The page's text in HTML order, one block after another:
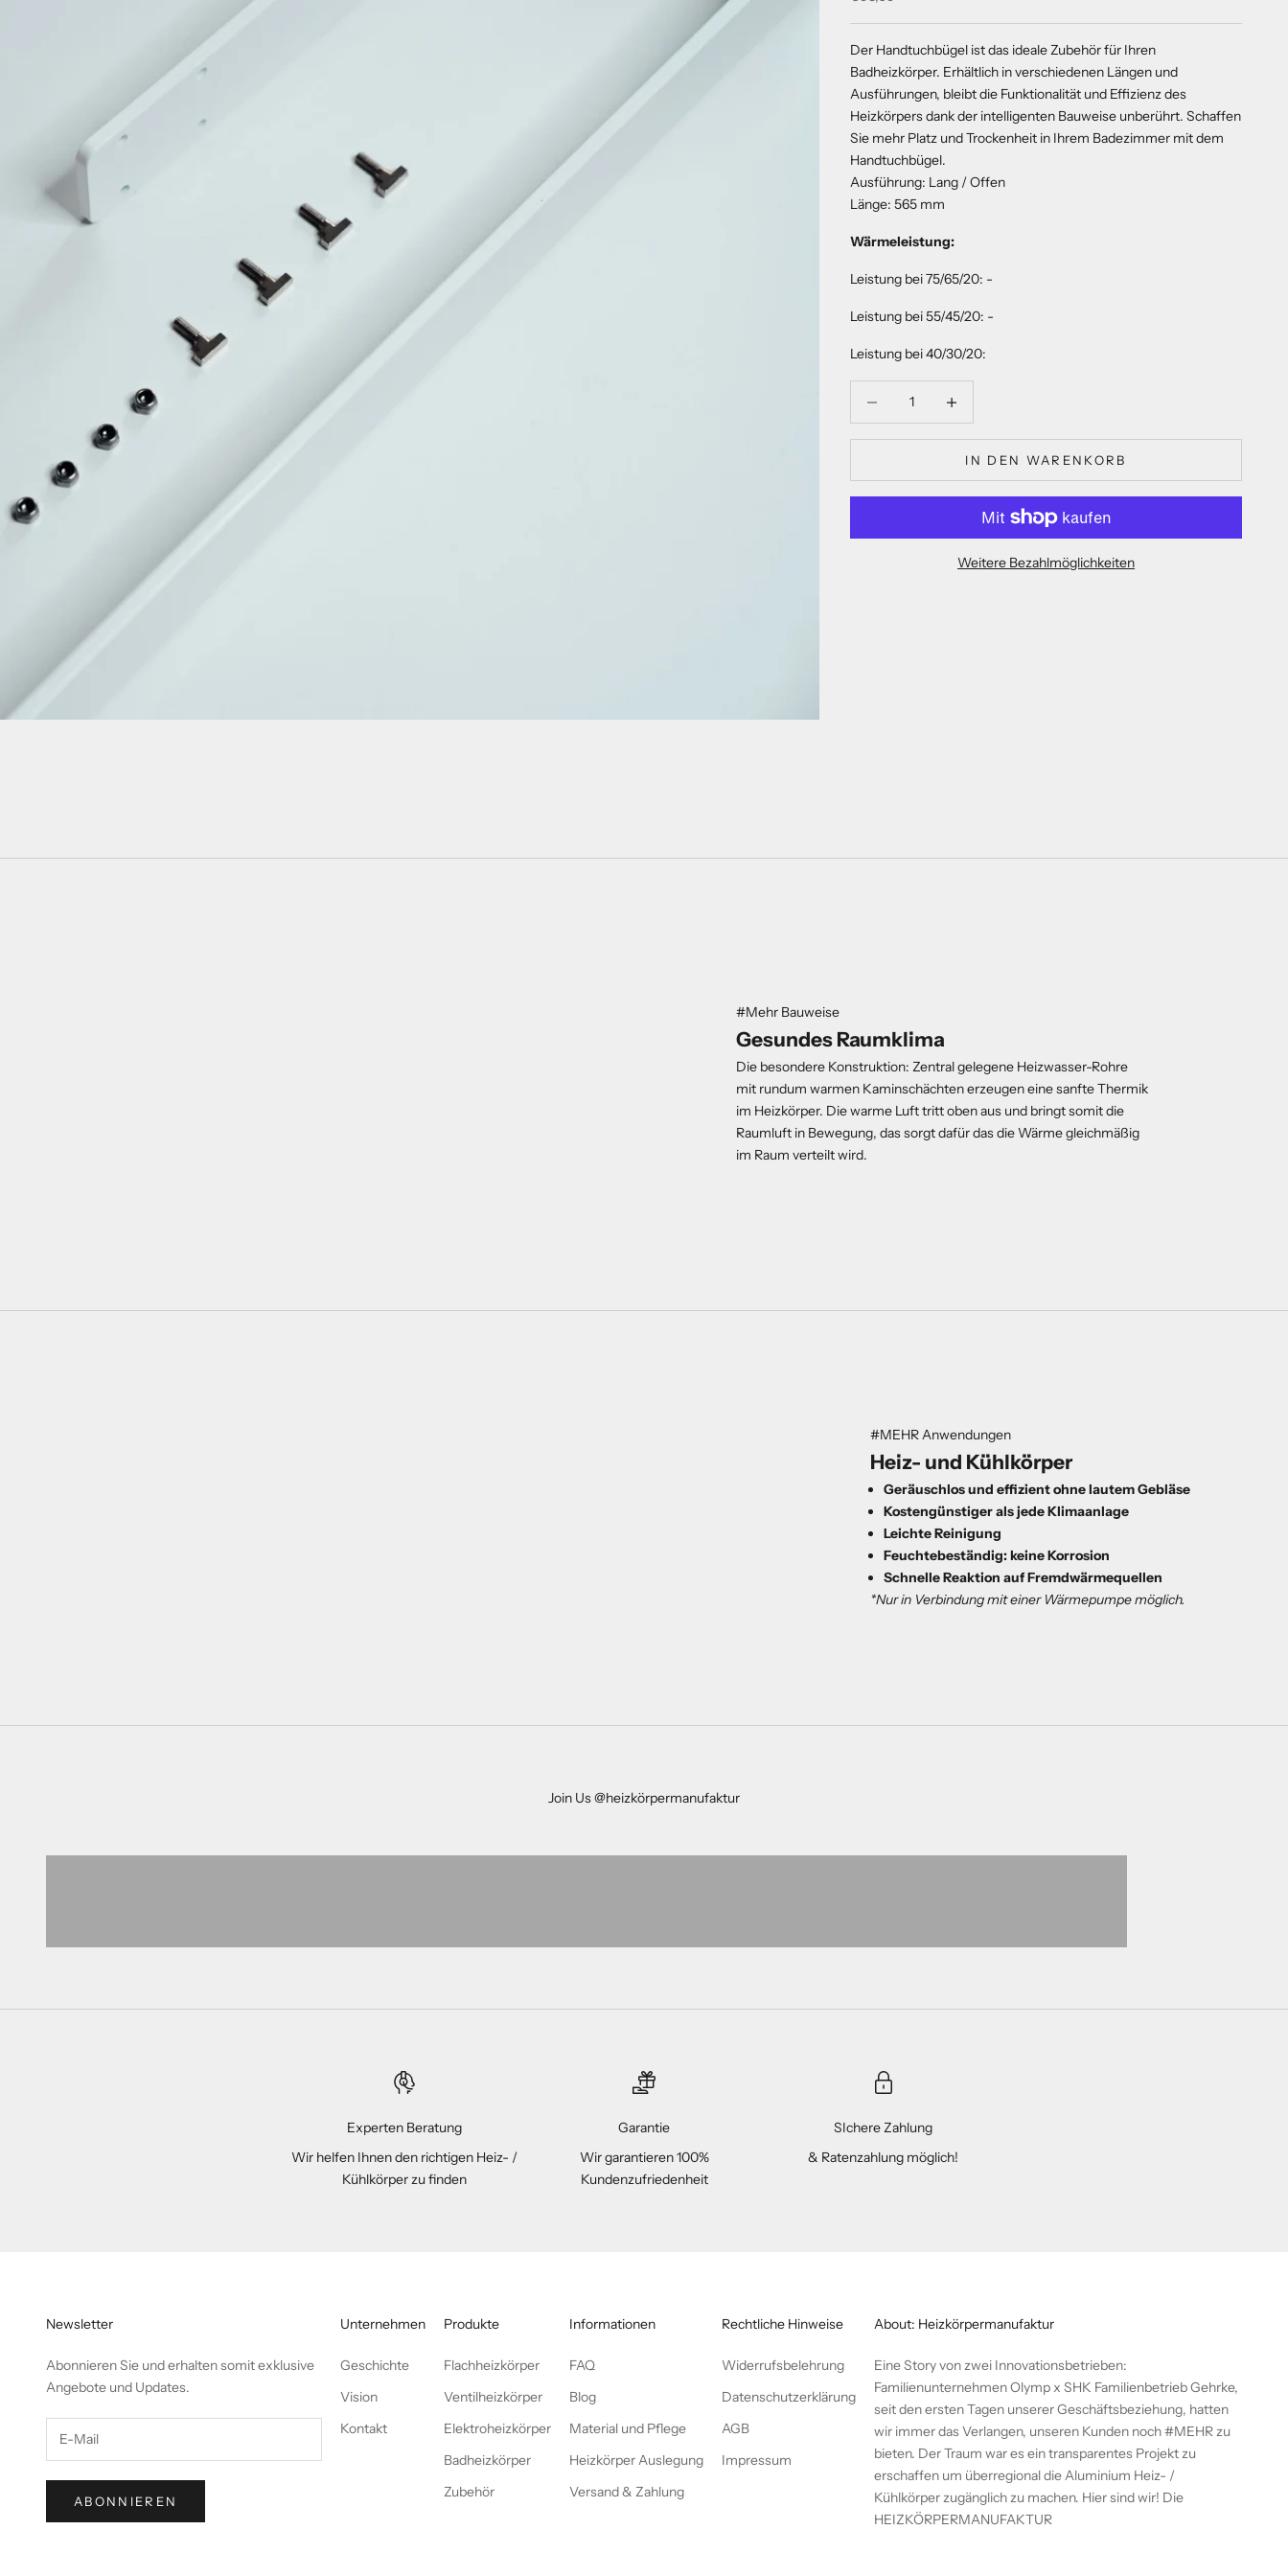
Der Handtuchbügel ist das ideale Zubehör für Ihren
Badheizkörper. Erhältlich in verschiedenen Längen und
Ausführungen, bleibt die Funktionalität und Effizienz des
Heizkörpers dank der intelligenten Bauweise unberührt. Schaffen
Sie mehr Platz und Trockenheit in Ihrem Badezimmer mit dem
Handtuchbügel.
Ausführung: Lang / Offen
Länge: 565 mm
Wärmeleistung:
Leistung bei 75/65/20: -
Leistung bei 55/45/20: -
Leistung bei 40/30/20:
IN DEN WARENKORB
Weitere Bezahlmöglichkeiten
#Mehr Bauweise
Gesundes Raumklima
Die besondere Konstruktion: Zentral gelegene Heizwasser-Rohre
mit rundum warmen Kaminschächten erzeugen eine sanfte Thermik
im Heizkörper. Die warme Luft tritt oben aus und bringt somit die
Raumluft in Bewegung, das sorgt dafür das die Wärme gleichmäßig
im Raum verteilt wird.
#MEHR Anwendungen
Heiz- und Kühlkörper
Geräuschlos und effizient ohne lautem Gebläse
Kostengünstiger als jede Klimaanlage
Leichte Reinigung
Feuchtebeständig: keine Korrosion
Schnelle Reaktion auf Fremdwärmequellen
*Nur in Verbindung mit einer Wärmepumpe möglich.
Join Us @heizkörpermanufaktur
Experten Beratung
Wir helfen Ihnen den richtigen Heiz- /
Kühlkörper zu finden
Garantie
Wir garantieren 100%
Kundenzufriedenheit
SIchere Zahlung
& Ratenzahlung möglich!
Newsletter
Abonnieren Sie und erhalten somit exklusive
Angebote und Updates.
ABONNIEREN
Unternehmen
Geschichte
Vision
Kontakt
Produkte
Flachheizkörper
Ventilheizkörper
Elektroheizkörper
Badheizkörper
Zubehör
Informationen
FAQ
Blog
Material und Pflege
Heizkörper Auslegung
Versand & Zahlung
Rechtliche Hinweise
Widerrufsbelehrung
Datenschutzerklärung
AGB
Impressum
About: Heizkörpermanufaktur
Eine Story von zwei Innovationsbetrieben:
Familienunternehmen Olymp x SHK Familienbetrieb Gehrke,
seit den ersten Tagen unserer Geschäftsbeziehung, hatten
wir immer das Verlangen, unseren Kunden noch #MEHR zu
bieten. Der Traum war es ein transparentes Projekt zu
erschaffen um überregional die Aluminium Heiz- /
Kühlkörper zugänglich zu machen. Hier sind wir! Die
HEIZKÖRPERMANUFAKTUR